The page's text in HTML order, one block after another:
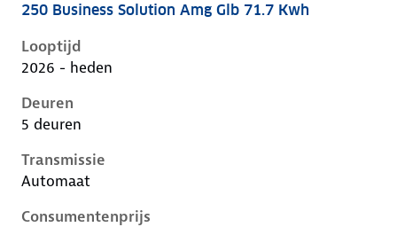
Mercedes Glb-Klasse ii-x248, glb 71.7 kwh, 200 kW,
250 Business Solution Amg Glb 71.7 Kwh
Looptijd
2026 - heden
Deuren
5 deuren
Transmissie
Automaat
Consumentenprijs